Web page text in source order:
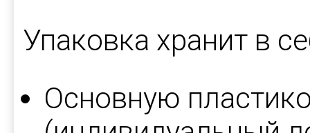
Упаковка хранит в
Основную